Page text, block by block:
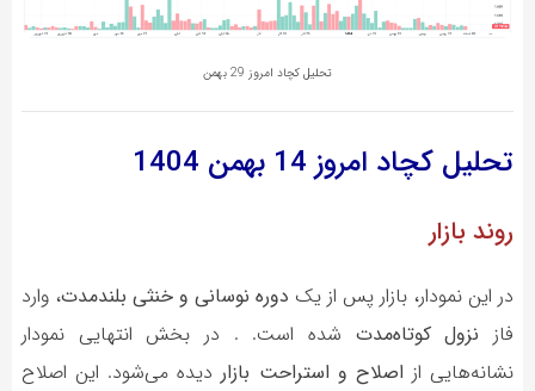
تحلیل کچاد امروز 29 بهمن
تحلیل کچاد امروز 14 بهمن 1404
روند بازار
در این نمودار، بازار پس از یک دوره نوسانی و خنثی بلندمدت، وارد
فاز نزول کوتاه‌مدت شده است. . در بخش انتهایی نمودار
نشانه‌هایی از اصلاح و استراحت بازاردیده می‌شود. این اصلاح